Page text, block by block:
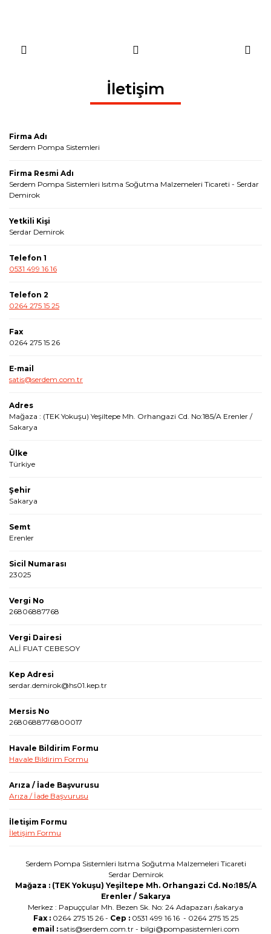
İletişim
Firma Adı
Serdem Pompa Sistemleri
Firma Resmi Adı
Serdem Pompa Sistemleri Isıtma Soğutma Malzemeleri Ticareti - Serdar
Demirok
Yetkili Kişi
Serdar Demirok
Telefon 1
0531 499 16 16
Telefon 2
0264 275 15 25
Fax
0264 275 15 26
E-mail
satis@serdem.com.tr
Adres
Mağaza : (TEK Yokuşu) Yeşiltepe Mh. Orhangazi Cd. No:185/A Erenler /
Sakarya
Ülke
Türkiye
Şehir
Sakarya
Semt
Erenler
Sicil Numarası
23025
Vergi No
26806887768
Vergi Dairesi
ALİ FUAT CEBESOY
Kep Adresi
serdar.demirok@hs01.kep.tr
Mersis No
2680688776800017
Havale Bildirim Formu
Havale Bildirim Formu
Arıza / İade Başvurusu
Arıza / İade Başvurusu
İletişim Formu
İletişim Formu
Serdem Pompa Sistemleri Isıtma Soğutma Malzemeleri Ticareti
Serdar Demirok
Mağaza : (TEK Yokuşu) Yeşiltepe Mh. Orhangazi Cd. No:185/A
Erenler / Sakarya
Merkez : Papuççular Mh. Bezen Sk. No: 24 Adapazarı /sakarya
Fax :0264 275 15 26 - Cep : 0531 499 16 16 - 0264 275 15 25
email : satis@serdem.com.tr - bilgi@pompasistemleri.com